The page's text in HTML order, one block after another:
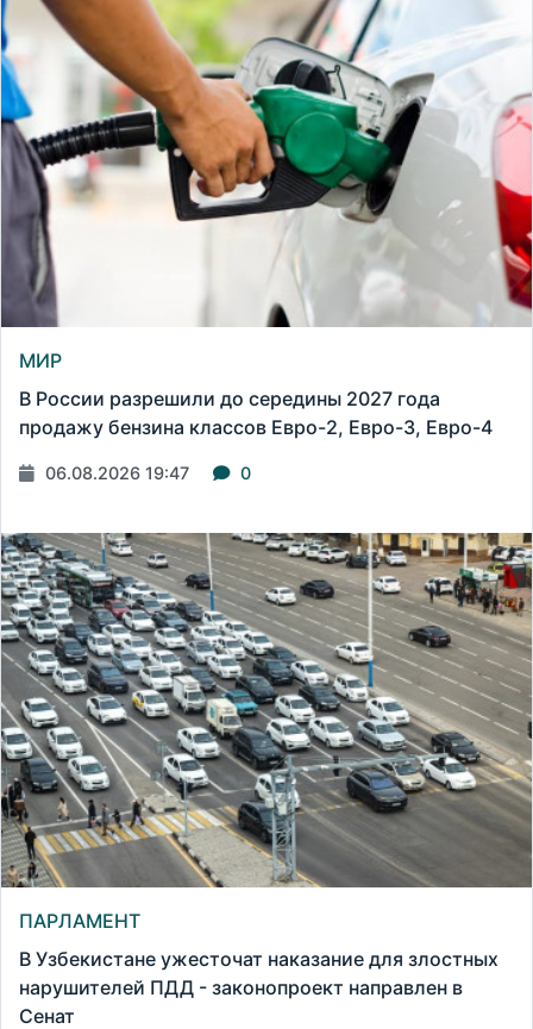
МИР
В России разрешили до середины 2027 года
продажу бензина классов Евро-2, Евро-3, Евро-4
06.08.2026 19:47 0
ПАРЛАМЕНТ
В Узбекистане ужесточат наказание для злостных
нарушителей ПДД - законопроект направлен в
Сенат